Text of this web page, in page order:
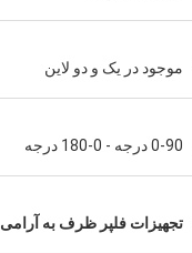
موجود در یک و دو لاین
0-90 درجه - 0-180 درجه
تجهیزات فلپر ظرف به آرامی